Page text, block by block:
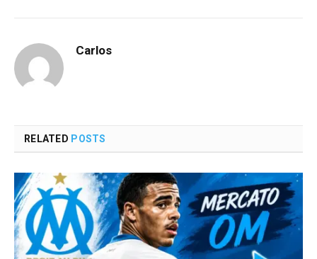
Carlos
RELATED POSTS